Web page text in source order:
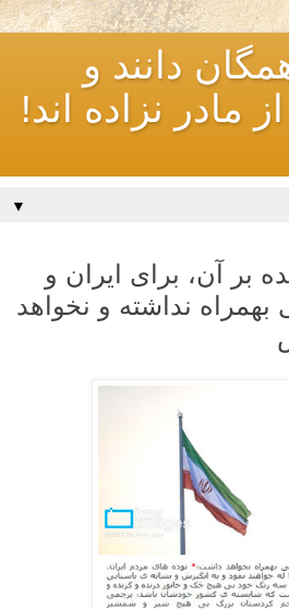
دانند و
مادر نزاده اند!
▼
بر آن، برای ایران و
بهمراه نداشته و نخواهد